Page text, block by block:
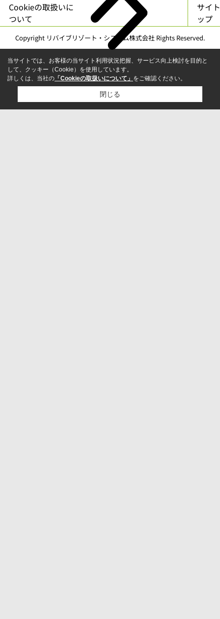
Cookieの取扱いに
ついて
サイ
ップ
Copyright リバイブリゾート・システム株式会社 Rights Reserved.
当サイトでは、お客様の当サイト利用状況把握、サービス向上検討を目的と
して、クッキー（Cookie）を使用しています。
詳しくは、当社の 「Cookieの取扱いについて」 をご確認ください。
閉じる